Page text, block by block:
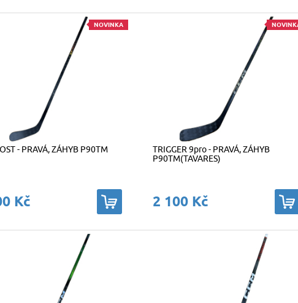
NOVINKA
- PRAVÁ, ZÁHYB P90TM
Kč
TRIGGER 9pro - PRAVÁ, ZÁHYB
P90TM(TAVARES)
2 100 Kč